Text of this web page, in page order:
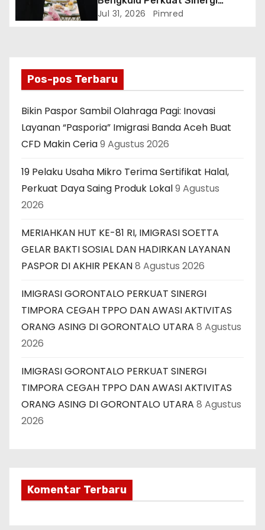
Penegakan Hukum Melalui
Jul 31, 2026 Pimred
Pos-pos Terbaru
Bikin Paspor Sambil Olahraga Pagi: Inovasi
Layanan “Pasporia” Imigrasi Banda Aceh Buat
CFD Makin Ceria9 Agustus 2026
19 Pelaku Usaha Mikro Terima Sertifikat Halal,
Perkuat Daya Saing Produk Lokal9 Agustus
2026
MERIAHKAN HUT KE-81 RI, IMIGRASI SOETTA
GELAR BAKTI SOSIAL DAN HADIRKAN LAYANAN
PASPOR DI AKHIR PEKAN8 Agustus 2026
IMIGRASI GORONTALO PERKUAT SINERGI
TIMPORA CEGAH TPPO DAN AWASI AKTIVITAS
ORANG ASING DI GORONTALO UTARA 8 Agustus
2026
IMIGRASI GORONTALO PERKUAT SINERGI
TIMPORA CEGAH TPPO DAN AWASI AKTIVITAS
ORANG ASING DI GORONTALO UTARA 8 Agustus
2026
Komentar Terbaru